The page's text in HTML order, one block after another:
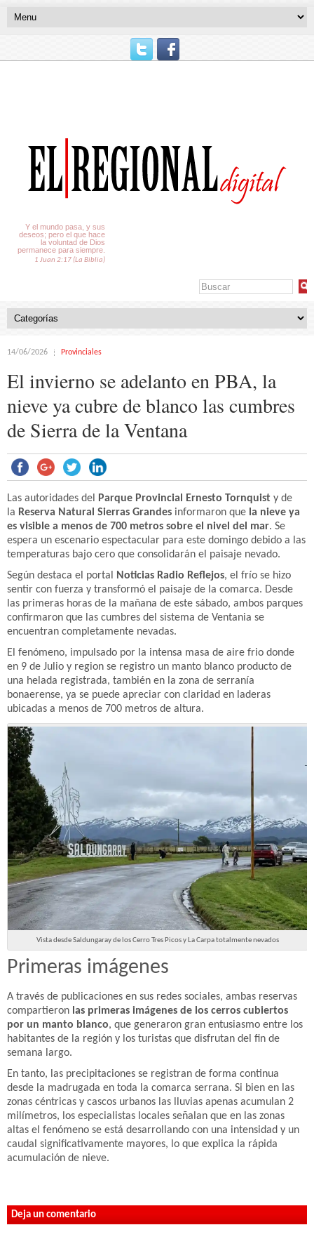
Y el mundo pasa, y sus
deseos; pero el que hace
la voluntad de Dios
permanece para siempre.
1 Juan 2:17 (La Biblia)
14/06/2026 Provinciales
El invierno se adelanto en PBA, la
nieve ya cubre de blanco las cumbres
de Sierra de la Ventana
Las autoridades del Parque Provincial Ernesto Tornquist y de
la Reserva Natural Sierras Grandes informaron que la nieve ya
es visible a menos de 700 metros sobre el nivel del mar. Se
espera un escenario espectacular para este domingo debido a las
temperaturas bajo cero que consolidarán el paisaje nevado.
Según destaca el portal
Noticias Radio Reflejos, el frío se hizo
sentir con fuerza y transformó el paisaje de la comarca. Desde
las primeras horas de la mañana de este sábado, ambos parques
confirmaron que las cumbres del sistema de Ventania se
encuentran completamente nevadas.
El fenómeno, impulsado por la intensa masa de aire frio donde
en 9 de Julio y region se registro un manto blanco producto de
una helada registrada, también en la zona de serranía
bonaerense, ya se puede apreciar con claridad en laderas
ubicadas a menos de 700 metros de altura.
Vista desde Saldungaray de los Cerro Tres Picos y La Carpa totalmente nevados
Primeras imágenes
A través de publicaciones en sus redes sociales, ambas reservas
compartieron las primeras imágenes de los cerros cubiertos
por un manto blanco, que generaron gran entusiasmo entre los
habitantes de la región y los turistas que disfrutan del fin de
semana largo.
En tanto, las precipitaciones se registran de forma continua
desde la madrugada en toda la comarca serrana. Si bien en las
zonas céntricas y cascos urbanos las lluvias apenas acumulan 2
milímetros, los especialistas locales señalan que en las zonas
altas el fenómeno se está desarrollando con una intensidad y un
caudal significativamente mayores, lo que explica la rápida
acumulación de nieve.
Deja un comentario